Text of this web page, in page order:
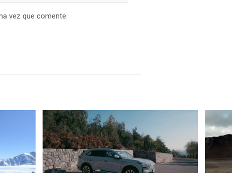
vez que comente.